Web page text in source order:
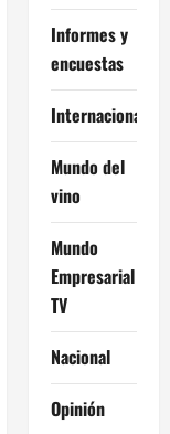
Informes y
encuestas
Internacional
Mundo del
vino
Mundo
Empresarial
TV
Nacional
Opinión